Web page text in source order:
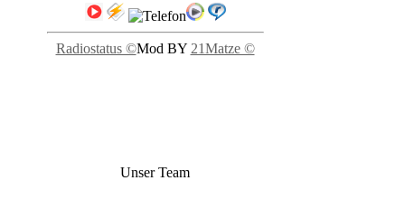
Radiostatus ©Mod BY 21Matze ©
Unser Team